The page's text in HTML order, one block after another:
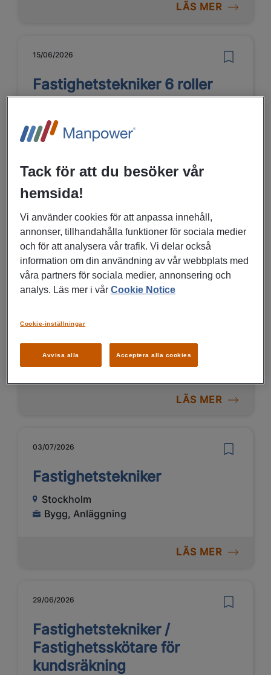
LÄS MER
15/06/2026
Fastighetstekniker 6 roller
Allround, Vitvaru, Elektriker &
VVS
Stockholm
Drifttekniker, IT, Teknik, Ingenjörer
LÄS MER
03/07/2026
Fastighetstekniker med
Norrköping
Norrköping
Bygg, Anläggning
LÄS MER
03/07/2026
Fastighetstekniker
Stockholm
Bygg, Anläggning
LÄS MER
29/06/2026
Fastighetstekniker /
Fastighetsskötare för
kundsräkning
Tack för att du besöker vår
hemsida!
Vi använder cookies för att anpassa innehåll,
annonser, tillhandahålla funktioner för sociala medier
och för att analysera vår trafik. Vi delar också
information om din användning av vår webbplats med
våra partners för sociala medier, annonsering och
analys. Läs mer i vårCookie Notice
Avvisa alla Acceptera alla cookies
Cookie-inställningar